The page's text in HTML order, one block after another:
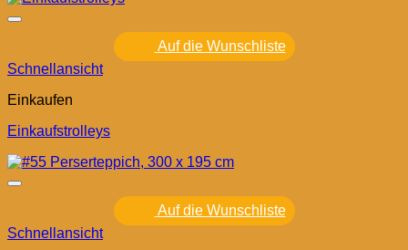
Auf die Wunschliste
Schnellansicht
Einkaufen
Einkaufstrolleys
Auf die Wunschliste
Schnellansicht